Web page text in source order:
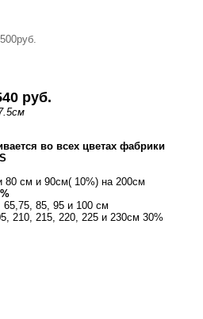
руб.
во всех цветах фабрики
80 см и 90см( 10%) на 200см
85, 95 и 100 см
210, 215, 220, 225 и 230см 30%